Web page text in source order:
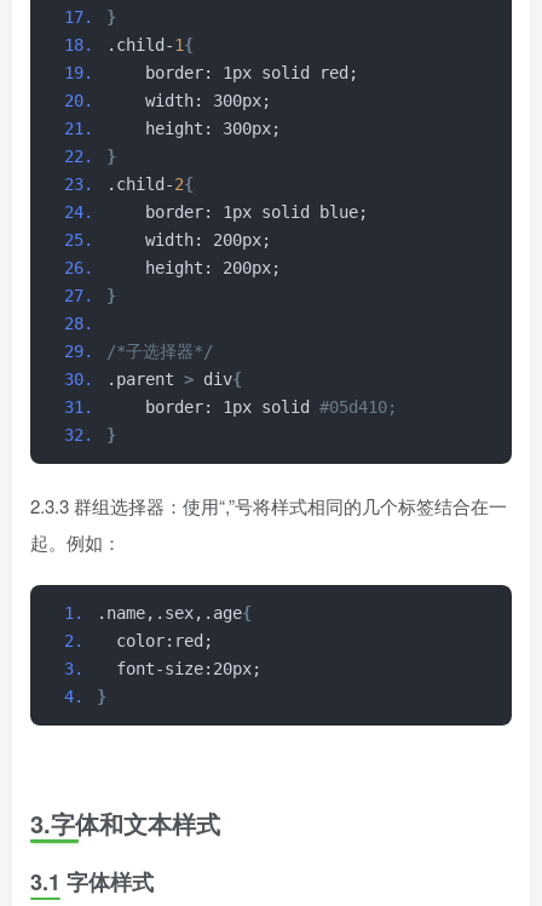
}
.child-1{
    border: 1px solid red;
    width: 300px;
    height: 300px;
}
.child-2{
    border: 1px solid blue;
    width: 200px;
    height: 200px;
}
/*子选择器*/
.parent > div{
    border: 1px solid
#05d410;
}
2.3.3 群组选择器：使用“,”号将样式相同的几个标签结合在一
起。例如：
.name,.sex,.age{
  color:red;
  font-size:20px;
}
3.字体和文本样式
3.1 字体样式